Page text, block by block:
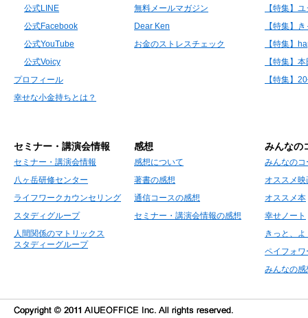
公式LINE
公式Facebook
公式YouTube
公式Voicy
プロフィール
幸せな小金持ちとは？
無料メールマガジン
Dear Ken
お金のストレスチェック
【特集】
【特集】
【特集】
【特集】
【特集】
セミナー・講演会情報
セミナー・講演会情報
八ヶ岳研修センター
ライフワークカウンセリング
スタディグループ
人間関係のマトリックス
スタディーグループ
感想
感想について
著書の感想
通信コースの感想
セミナー・講演会情報の感想
みんなの
みんなの
オススメ映
オススメ本
幸せノート
きっと、
ペイフォワ
みんなの感